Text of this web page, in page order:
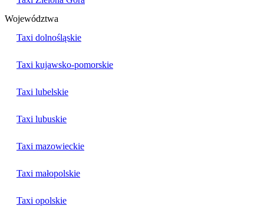
Województwa
Taxi dolnośląskie
Taxi kujawsko-pomorskie
Taxi lubelskie
Taxi lubuskie
Taxi mazowieckie
Taxi małopolskie
Taxi opolskie